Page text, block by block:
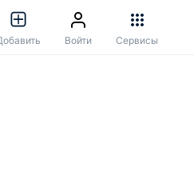
Войти Сервисы